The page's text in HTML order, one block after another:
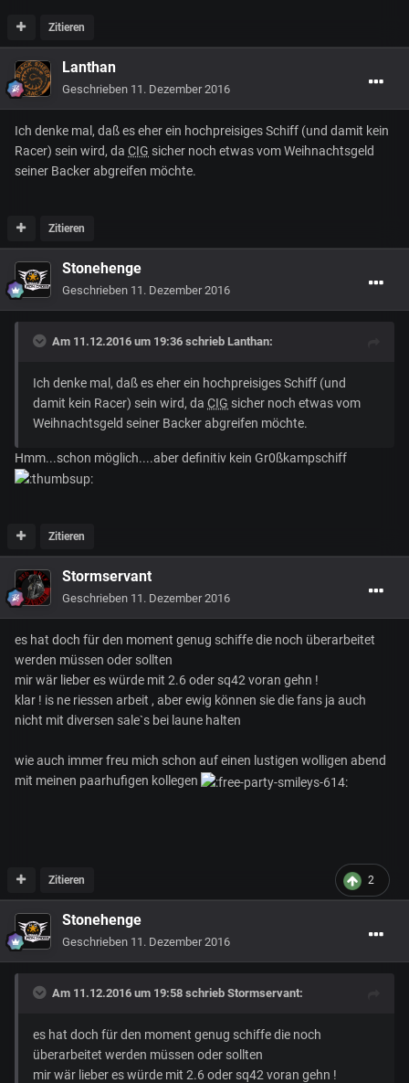
Zitieren
Lanthan
Geschrieben 11. Dezember 2016
Ich denke mal, daß es eher ein hochpreisiges Schiff (und damit kein
Racer) sein wird, da CIG sicher noch etwas vom Weihnachtsgeld
seiner Backer abgreifen möchte.
Zitieren
Stonehenge
Geschrieben 11. Dezember 2016
Am 11.12.2016 um 19:36 schrieb Lanthan:
Ich denke mal, daß es eher ein hochpreisiges Schiff (und
damit kein Racer) sein wird, da CIG sicher noch etwas vom
Weihnachtsgeld seiner Backer abgreifen möchte.
Hmm...schon möglich....aber definitiv kein Gr0ßkampschiff
Zitieren
Stormservant
Geschrieben 11. Dezember 2016
es hat doch für den moment genug schiffe die noch überarbeitet
werden müssen oder sollten
mir wär lieber es würde mit 2.6 oder sq42 voran gehn !
klar ! is ne riessen arbeit , aber ewig können sie die fans ja auch
nicht mit diversen sale`s bei laune halten
wie auch immer freu mich schon auf einen lustigen wolligen abend
mit meinen paarhufigen kollegen
2
Zitieren
Stonehenge
Geschrieben 11. Dezember 2016
Am 11.12.2016 um 19:58 schrieb Stormservant:
es hat doch für den moment genug schiffe die noch
überarbeitet werden müssen oder sollten
mir wär lieber es würde mit 2.6 oder sq42 voran gehn !